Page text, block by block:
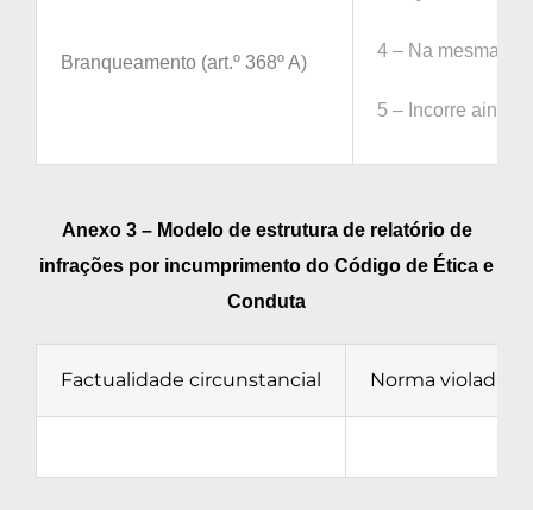
Branqueamento (art.º 368º A)
4 – Na mesma
5 – Incorre ainda
Anexo 3 – Modelo de estrutura de relatório de
infrações por incumprimento do Código de Ética e
Conduta
Factualidade circunstancial Norma violada